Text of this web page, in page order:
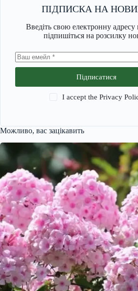
ПІДПИСКА НА
Введіть свою електронну адресу
підпишіться на розсилку
Підписатися
I accept the Privacy
Можливо, вас зацікавить